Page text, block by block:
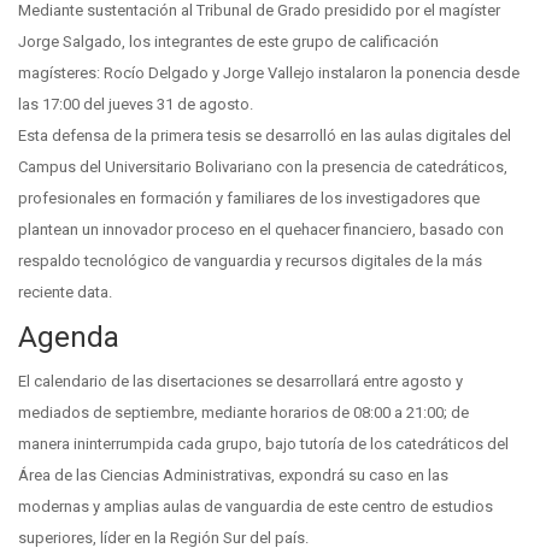
Mediante sustentación al Tribunal de Grado presidido por el magíster
Jorge Salgado, los integrantes de este grupo de calificación
magísteres: Rocío Delgado y Jorge Vallejo instalaron la ponencia desde
las 17:00 del jueves 31 de agosto.
Esta defensa de la primera tesis se desarrolló en las aulas digitales del
Campus del Universitario Bolivariano con la presencia de catedráticos,
profesionales en formación y familiares de los investigadores que
plantean un innovador proceso en el quehacer financiero, basado con
respaldo tecnológico de vanguardia y recursos digitales de la más
reciente data.
Agenda
El calendario de las disertaciones se desarrollará entre agosto y
mediados de septiembre, mediante horarios de 08:00 a 21:00; de
manera ininterrumpida cada grupo, bajo tutoría de los catedráticos del
Área de las Ciencias Administrativas, expondrá su caso en las
modernas y amplias aulas de vanguardia de este centro de estudios
superiores, líder en la Región Sur del país.